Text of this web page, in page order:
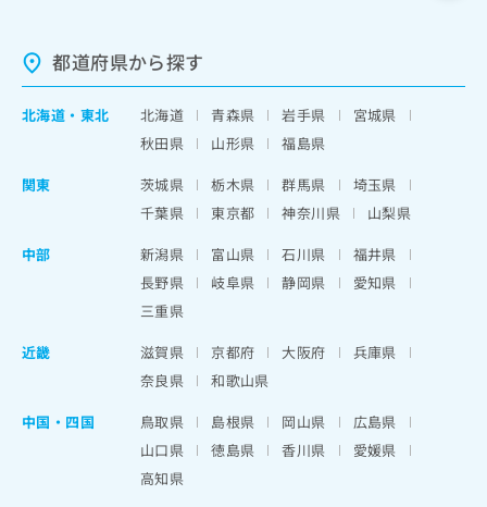
都道府県から探す
北海道 ・ 東北 北海道 青森県 岩手県
宮城県
秋田県
山形県
福島県
関東
茨城県 栃木県 群馬県
埼玉県
千葉県
東京都 神奈川県
山梨県
中部
新潟県 富山県 石川県
福井県
長野県
岐阜県 静岡県
愛知県
三重県
近畿
滋賀県 京都府 大阪府
兵庫県
奈良県
和歌山県
中国・四国
鳥取県 島根県 岡山県
広島県
山口県
徳島県 香川県
愛媛県
高知県